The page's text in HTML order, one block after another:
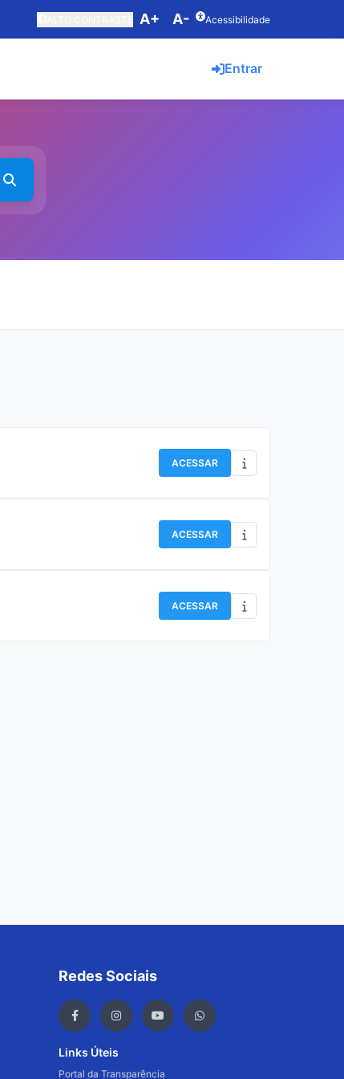
A+ A- Acessibilidade
Entrar
ACESSAR
ACESSAR
ACESSAR
Redes Sociais
Links Úteis
Portal da Transparência